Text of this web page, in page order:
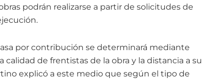
podrán realizarse a partir de solicitudes de
por contribución se determinará mediante
de frentistas de la obra y la distancia a su
explicó a este medio que según el tipo de